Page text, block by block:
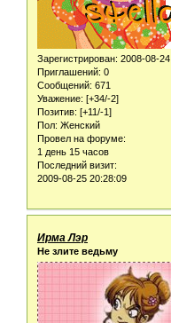
Зарегистрирован: 2008-08-24
Приглашений: 0
Сообщений: 671
Уважение: [+34/-2]
Позитив: [+11/-1]
Пол: Женский
Провел на форуме:
1 день 15 часов
Последний визит:
2009-08-25 20:28:09
Ирма Лэр
Не злите ведьму